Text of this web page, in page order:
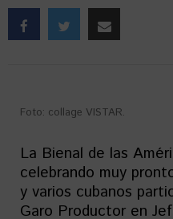
Foto: collage VISTAR.
La Bienal de las
celebrando muy
y varios cubanos
Garo Productor en